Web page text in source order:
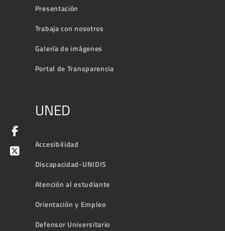
Presentación
Trabaja con nosotros
Galería de imágenes
Portal de Transparencia
UNED
Accesibilidad
Discapacidad-UNIDIS
Atención al estudiante
Orientación y Empleo
Defensor Universitario